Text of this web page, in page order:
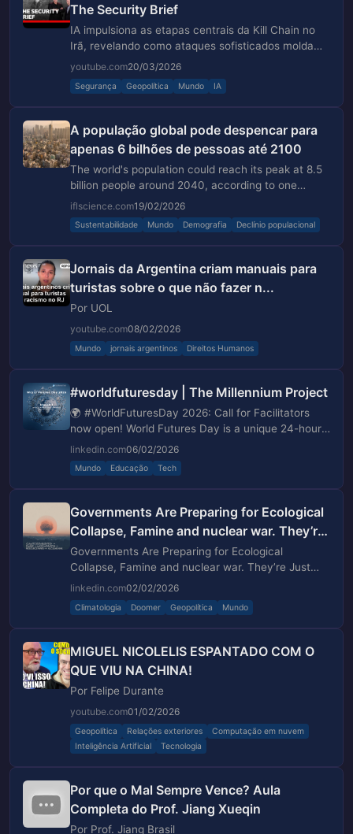
The Security Brief
IA impulsiona as etapas centrais da Kill Chain no
Irã, revelando como ataques sofisticados moldam
a geopolítica e a segurança na região.
youtube.com20/03/2026
Segurança Geopolítica Mundo IA
A população global pode despencar para
apenas 6 bilhões de pessoas até 2100
The world's population could reach its peak at 8.5
billion people around 2040, according to one
scenario.
iflscience.com19/02/2026
Sustentabilidade Mundo Demografia Declínio populacional
Jornais da Argentina criam manuais para
turistas sobre o que não fazer n...
Por UOL
youtube.com08/02/2026
Mundo jornais argentinos Direitos Humanos
#worldfuturesday | The Millennium Project
🌍 #WorldFuturesDay 2026: Call for Facilitators
now open! World Futures Day is a unique 24-hour
global conversation about the future on March 1st,
hosted by The Millennium Project in collaboration…
linkedin.com06/02/2026
Mundo Educação Tech
Governments Are Preparing for Ecological
Collapse, Famine and nuclear war. They’re
Just Not Telling You.Most governments
already know that large parts of Earth’s
life-support systems are… | Kasper
Benjamin Reimer Bjørkskov | 91 comments
Governments Are Preparing for Ecological
Collapse, Famine and nuclear war. They’re Just
Not Telling You. Most governments already know
that large parts of Earth’s life-support systems
are…
linkedin.com02/02/2026
Climatologia Doomer Geopolítica Mundo
MIGUEL NICOLELIS ESPANTADO COM O
QUE VIU NA CHINA!
Por Felipe Durante
youtube.com01/02/2026
Geopolítica Relações exteriores
Computação em nuvem
Inteligência Artificial
Tecnologia
Por que o Mal Sempre Vence? Aula
Completa do Prof. Jiang Xueqin
Por Prof. Jiang Brasil